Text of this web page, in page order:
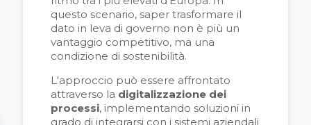
questo scenario, saper trasformare il
dato in leva di governo non è più un
vantaggio competitivo, ma una
condizione di sostenibilità.
L'approccio può essere affrontato
attraverso la digitalizzazione dei
processi, implementando soluzioni in
grado di integrarsi con i sistemi aziendali